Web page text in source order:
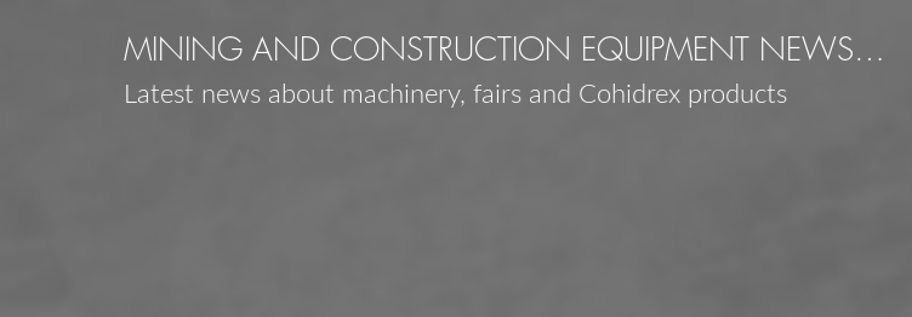
MINING AND CONSTRUCTION EQUIPMENT NEWS…
Latest news about machinery, fairs and Cohidrex products